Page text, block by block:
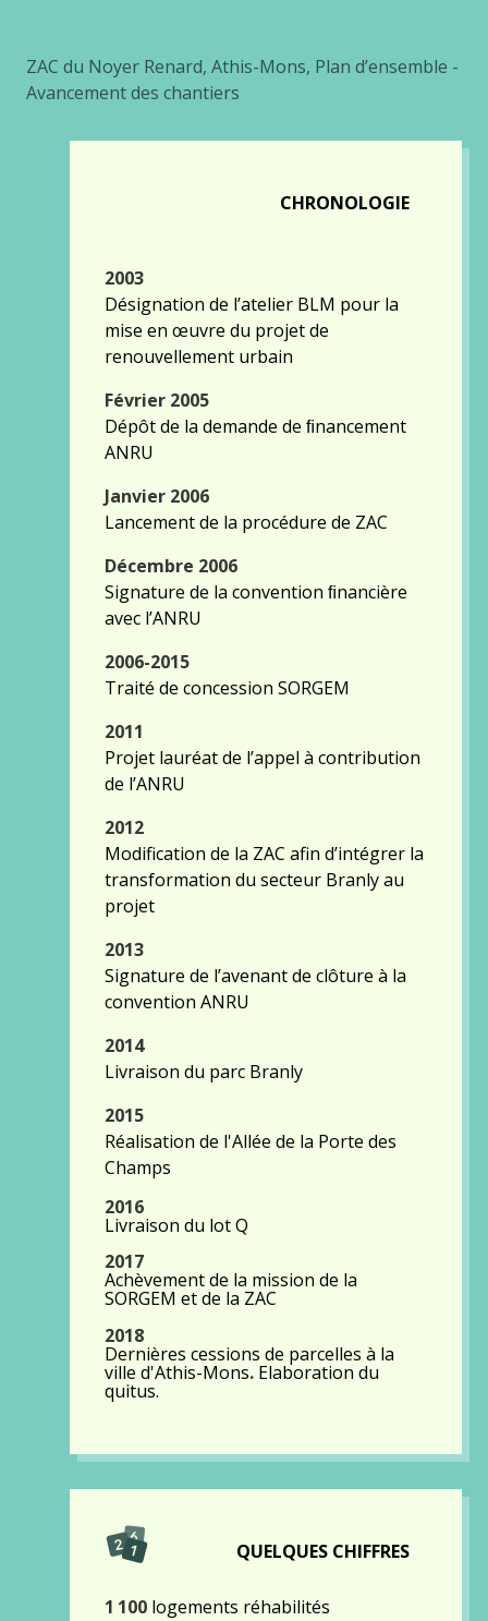
ZAC du Noyer Renard, Athis-Mons, Plan d’ensemble -
Avancement des chantiers
CHRONOLOGIE
2003
Désignation de l’atelier BLM pour la
mise en œuvre du projet de
renouvellement urbain
Février 2005
Dépôt de la demande de ﬁnancement
ANRU
Janvier 2006
Lancement de la procédure de ZAC
Décembre 2006
Signature de la convention ﬁnancière
avec l’ANRU
2006-2015
Traité de concession SORGEM
2011
Projet lauréat de l’appel à contribution
de l’ANRU
2012
Modification de la ZAC afin d’intégrer la
transformation du secteur Branly au
projet
2013
Signature de l’avenant de clôture à la
convention ANRU
2014
Livraison du parc Branly
2015
Réalisation de l'Allée de la Porte des
Champs
2016
Livraison du lot Q
2017
Achèvement de la mission de la
SORGEM et de la ZAC
2018
Dernières cessions de parcelles à la
ville d'Athis-Mons. Elaboration du
quitus.
QUELQUES CHIFFRES
1 100 logements réhabilités